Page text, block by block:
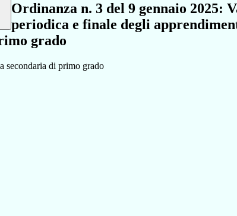
Ordinanza n. 3 del 9 gennaio 2025:
periodica e finale degli
grado
secondaria di primo grado